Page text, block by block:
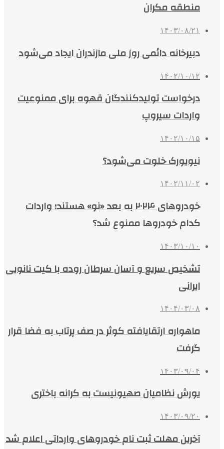
منطقه مکران
۱۴۰۳/۰۸/۲۱
دبیرخانه دائمی روز ملی مازندران ایجاد می‌شود
۱۴۰۲/۱۰/۱۲
درخواست تولیدکنندگان قهوه برای ممنوعیت
واردات سیروپ
۱۴۰۲/۱۰/۱۵
نیویورک خلوت می‌شود؟
۱۴۰۲/۱۱/۰۲
خودروهای ۲۰۲۴ به بعد «نو» هستند؛ واردات
کدام خودروها ممنوع شد؟
۱۴۰۳/۱۰/۱۰
تشخیص سریع و آسان سرطان روده با کیت نانویی
ایرانی
۱۴۰۴/۰۳/۰۸
ماهواره ارتقایافته کوثر در صف پرتاب به فضا قرار
گرفت
۱۴۰۳/۰۹/۰۴
یورش نظامیان صهیونیست به کرانه باختری
۱۴۰۳/۰۹/۲۰
آخرین مهلت ثبت نام خودروهای وارداتی اعلام شد